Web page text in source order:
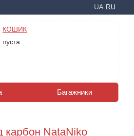
UA RU
КОШИК
пуста
Багажники
карбон NataNiko